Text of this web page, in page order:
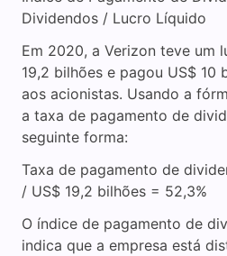
Dividendos / Lucro Líquido
Em 2020, a Verizon teve um
19,2 bilhões e pagou US$ 10
aos acionistas. Usando a
a taxa de pagamento de
seguinte forma:
Taxa de pagamento de
/ US$ 19,2 bilhões = 52,3%
O índice de pagamento de
indica que a empresa está